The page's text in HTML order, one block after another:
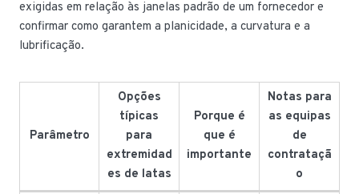
exigidas em relação às janelas padrão de um fornecedor e
confirmar como garantem a planicidade, a curvatura e a
lubrificação.
Parâmetro
Opções
típicas
para
extremidad
es de latas
Porque é
que é
importante
Notas para
as equipas
de
contrataçã
o